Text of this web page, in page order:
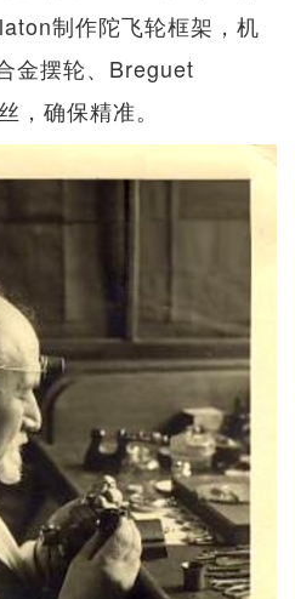
制作陀飞轮框架，机
金摆轮、Breguet
确保精准。